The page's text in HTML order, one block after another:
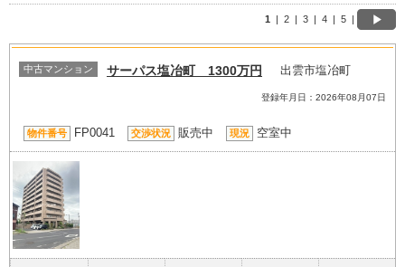
1 | 2 | 3 | 4 | 5 |
中古マンション サーパス塩冶町 1300万円 出雲市塩冶町
登録年月日：2026年08月07日
物件番号 FP0041 交渉状況 販売中 現況 空室中